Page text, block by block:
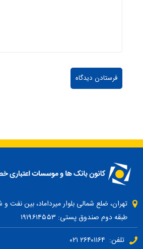
طبقه دوم صندوق پستی: ۱۹۱۹۶۱۴۵۵۳
تلفن: ۲۶۴۰۱۱۶۴ ۰۲۱